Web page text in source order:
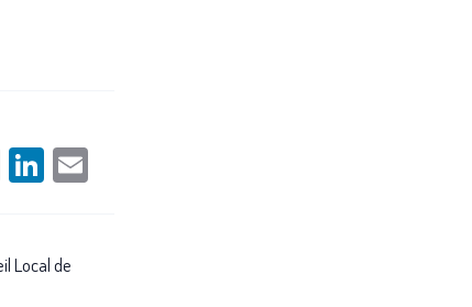
X LinkedIn
Email
Local de